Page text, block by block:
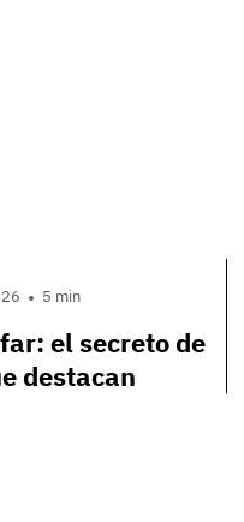
5 min
el secreto de
destacan